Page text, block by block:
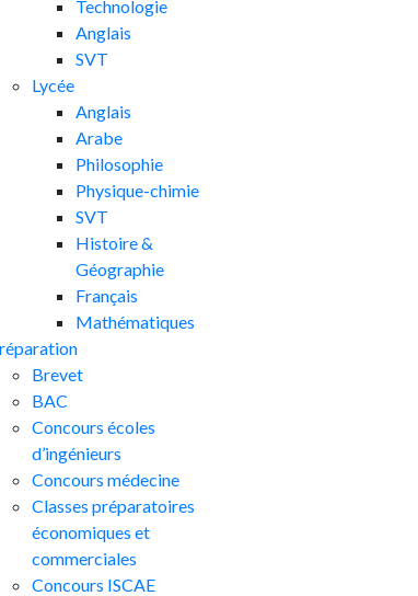
Technologie
Anglais
SVT
Lycée
Anglais
Arabe
Philosophie
Physique-chimie
SVT
Histoire &
Géographie
Français
Mathématiques
Brevet
BAC
Concours écoles
d’ingénieurs
Concours médecine
Classes préparatoires
économiques et
commerciales
Concours ISCAE